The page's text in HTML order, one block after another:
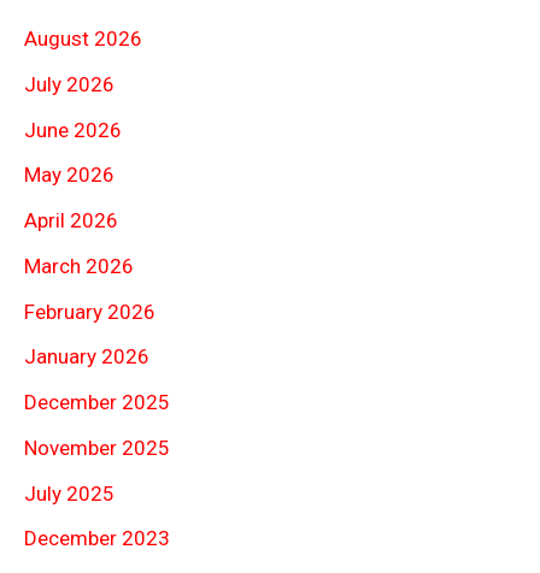
August 2026
July 2026
June 2026
May 2026
April 2026
March 2026
February 2026
January 2026
December 2025
November 2025
July 2025
December 2023